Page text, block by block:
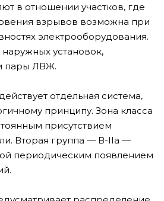
в отношении участков, где
взрывов возможна при
электрооборудования.
установок,
пары ЛВЖ.
отдельная система,
принципу. Зона класса
присутствием
Вторая группа — В-IIа —
периодическим появлением